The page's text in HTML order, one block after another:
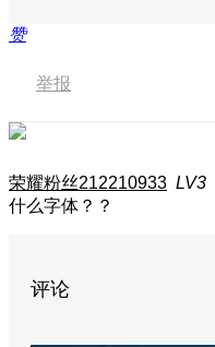
赞
举报
荣耀粉丝212210933 LV3
什么字体？？
评论